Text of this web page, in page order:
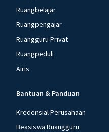
Ruangbelajar
Ruangpengajar
Ruangguru Privat
Ruangpeduli
Airis
Bantuan & Panduan
Kredensial Perusahaan
Beasiswa Ruangguru